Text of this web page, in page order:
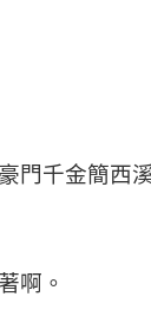
門千金簡西
啊。